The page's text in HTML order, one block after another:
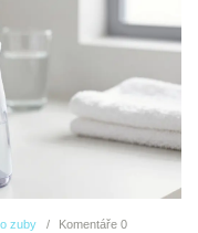
zuby Komentáře 0